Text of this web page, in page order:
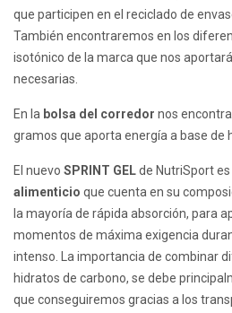
que participen en el reciclado de
También encontraremos en los
isotónico de la marca que nos
necesarias.
En la bolsa del corredor nos
gramos que aporta energía a base de
El nuevo SPRINT GELde NutriSport es
alimenticio que cuenta en su
la mayoría de rápida absorción, para
momentos de máxima exigencia
intenso. La importancia de combinar
hidratos de carbono, se debe
que conseguiremos gracias a los